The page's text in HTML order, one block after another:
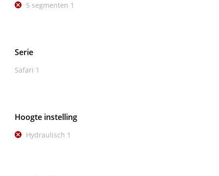
5 segmenten 1
Serie
Safari 1
Hoogte instelling
Hydraulisch 1